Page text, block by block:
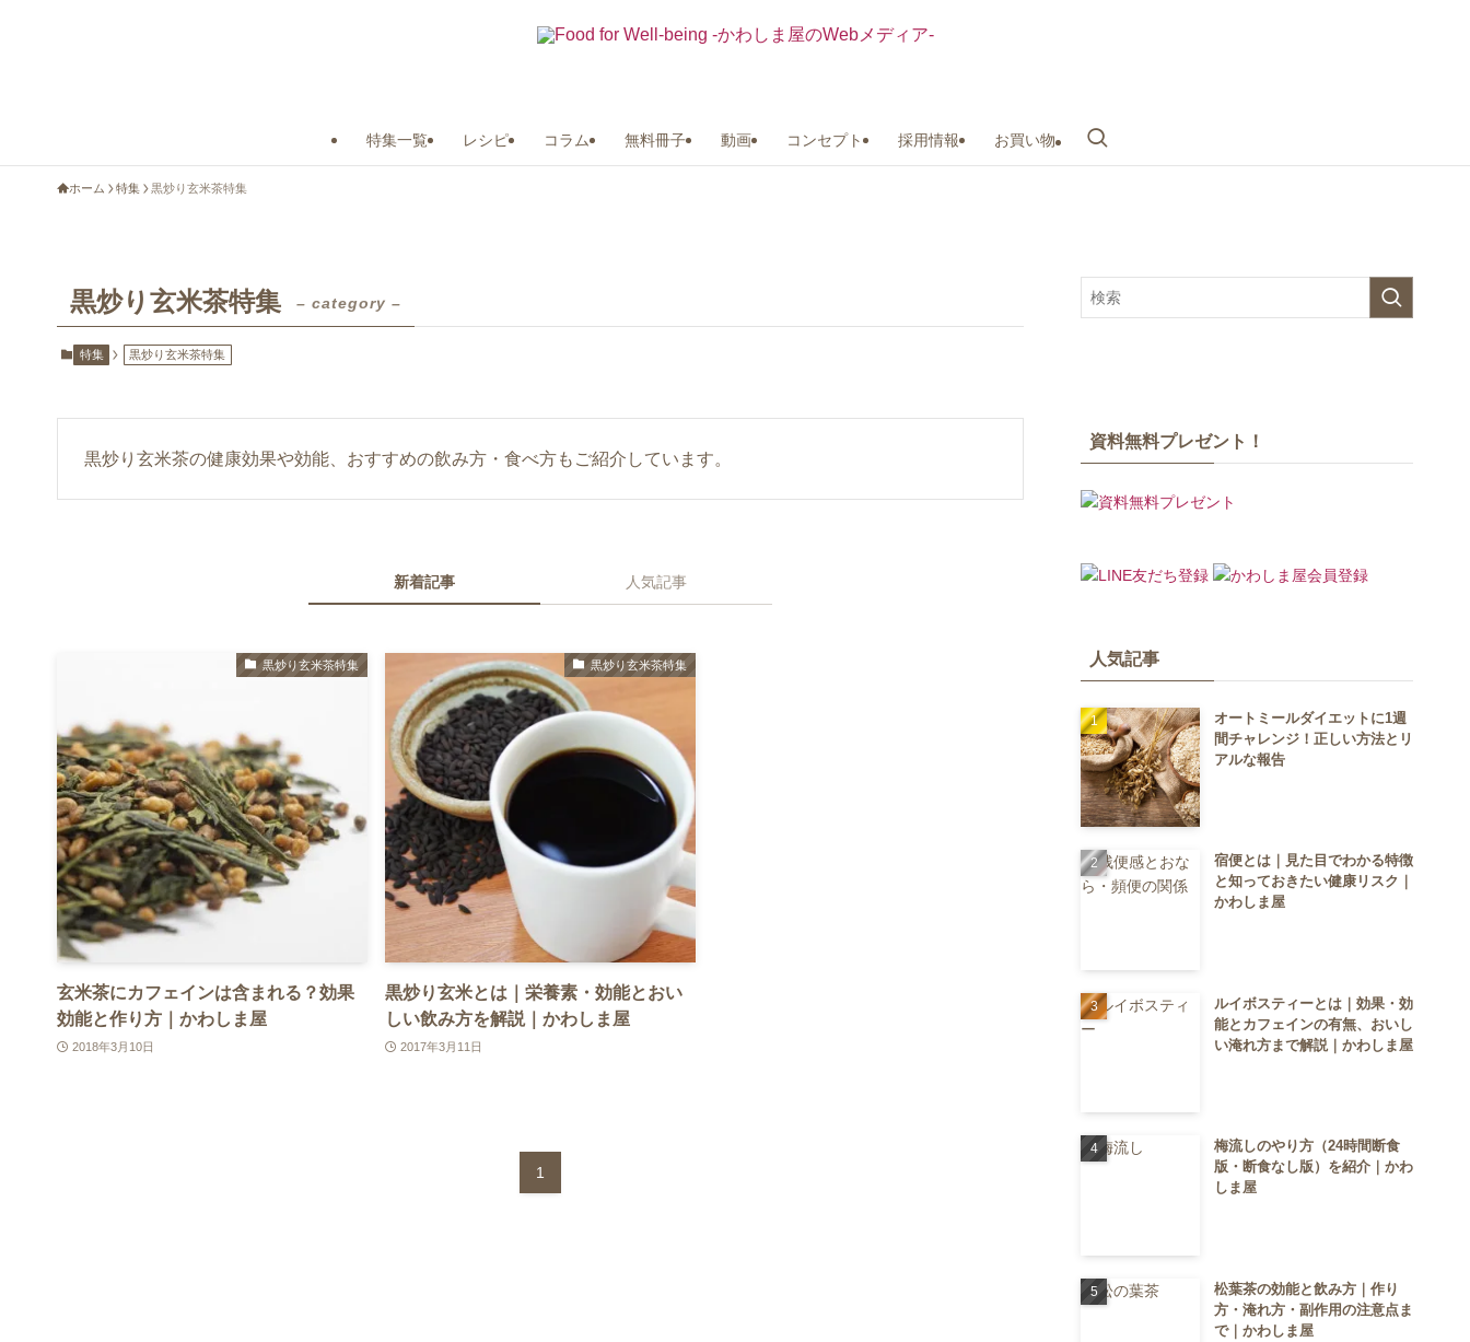
特集一覧 レシピ コラム 無料冊子 動画 コンセプト 採用情報 お買い物
ホーム 特集 黒炒り玄米茶特集
黒炒り玄米茶特集 – category –
特集 黒炒り玄米茶特集
黒炒り玄米茶の健康効果や効能、おすすめの飲み方・食べ方もご紹介しています。
新着記事 人気記事
黒炒り玄米茶特集
玄米茶にカフェインは含まれる？効果
効能と作り方｜かわしま屋
2018年3月10日
黒炒り玄米茶特集
黒炒り玄米とは｜栄養素・効能とおい
しい飲み方を解説｜かわしま屋
2017年3月11日
1
資料無料プレゼント！
人気記事
オートミールダイエットに1週
間チャレンジ！正しい方法とリ
アルな報告
宿便とは｜見た目でわかる特徴
と知っておきたい健康リスク｜
かわしま屋
ルイボスティーとは｜効果・効
能とカフェインの有無、おいし
い淹れ方まで解説｜かわしま屋
梅流しのやり方（24時間断食
版・断食なし版）を紹介｜かわ
しま屋
松葉茶の効能と飲み方｜作り
方・淹れ方・副作用の注意点ま
で｜かわしま屋